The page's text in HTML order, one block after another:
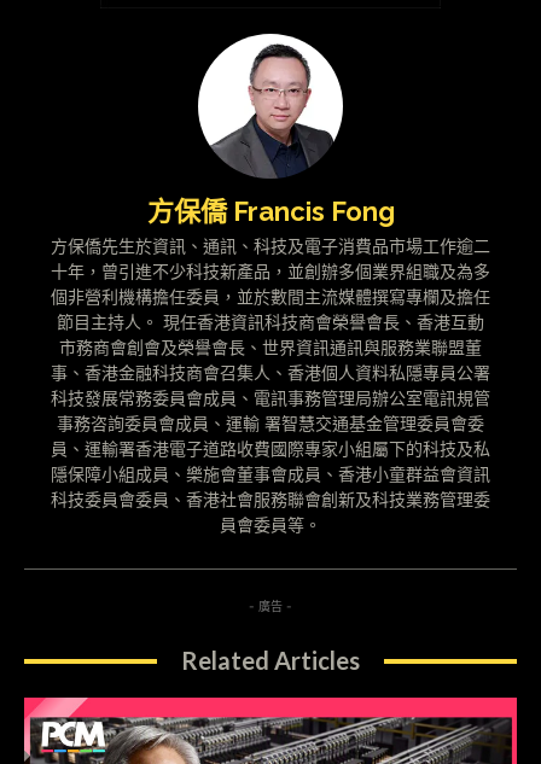
方保僑 Francis Fong
方保僑先生於資訊、通訊、科技及電子消費品市場工作逾二
十年，曾引進不少科技新產品，並創辦多個業界組職及為多
個非營利機構擔任委員，並於數間主流媒體撰寫專欄及擔任
節目主持人。 現任香港資訊科技商會榮譽會長、香港互動
市務商會創會及榮譽會長、世界資訊通訊與服務業聯盟董
事、香港金融科技商會召集人、香港個人資料私隱專員公署
科技發展常務委員會成員、電訊事務管理局辦公室電訊規管
事務咨詢委員會成員、運輸 署智慧交通基金管理委員會委
員、運輸署香港電子道路收費國際專家小組屬下的科技及私
隱保障小組成員、樂施會董事會成員、香港小童群益會資訊
科技委員會委員、香港社會服務聯會創新及科技業務管理委
員會委員等。
- 廣告 -
Related Articles